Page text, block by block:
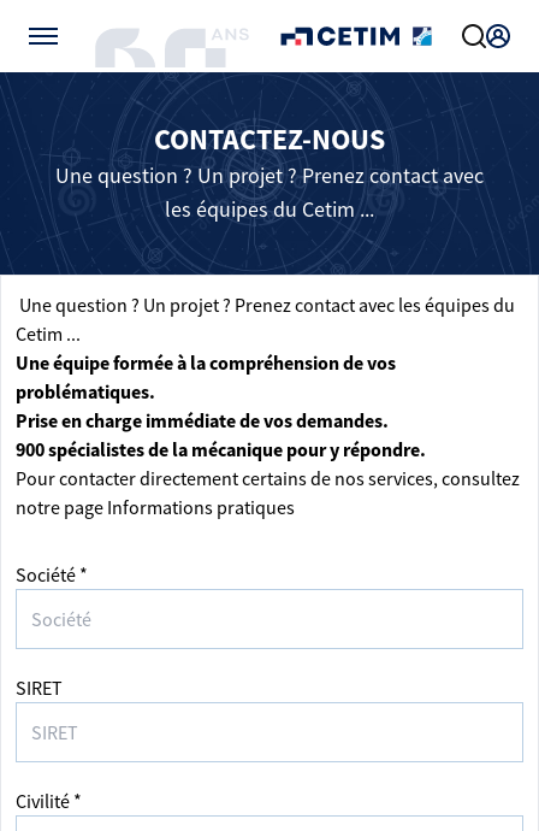
CONTACTEZ-NOUS
Une question ? Un projet ? Prenez contact avec
les équipes du Cetim ...
Une question ? Un projet ? Prenez contact avec les équipes du
Cetim ...
Une équipe formée à la compréhension de vos
problématiques.
Prise en charge immédiate de vos demandes.
900 spécialistes de la mécanique pour y répondre.
Pour contacter directement certains de nos services, consultez
notre page Informations pratiques
Société *
SIRET
Civilité *